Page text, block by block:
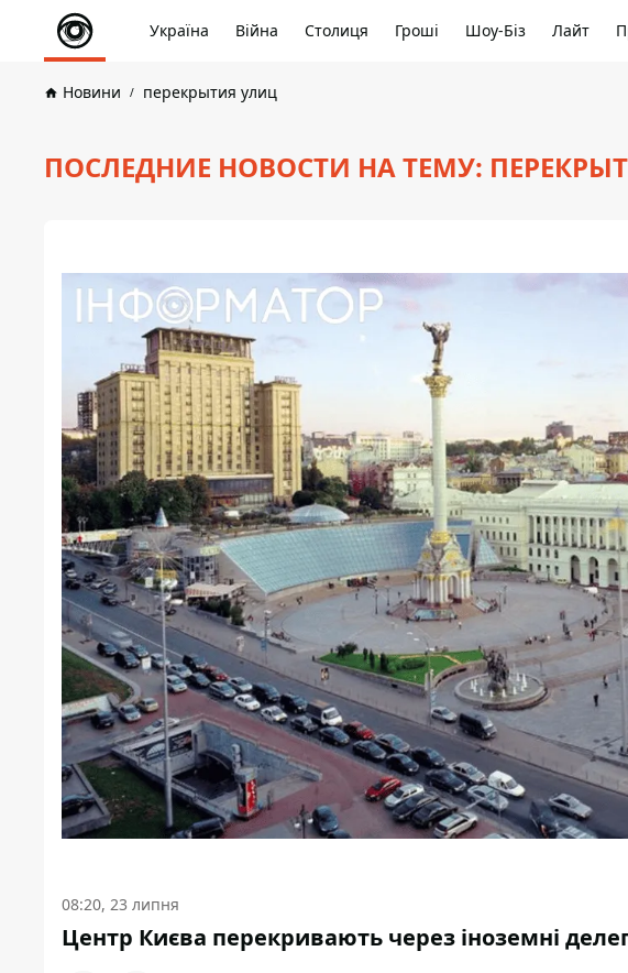
Україна Війна Столиця Гроші Шоу-Біз Лайт
Новини перекрытия улиц
ПОСЛЕДНИЕ НОВОСТИ НА ТЕМУ:
08:20, 23 липня
Центр Києва перекривають через іноземні